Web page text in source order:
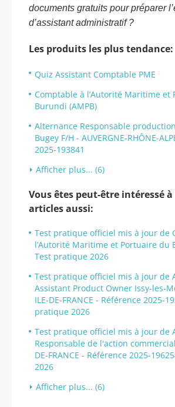
documents gratuits pour préparer
d’assistant administratif ?
Les produits les plus tendance:
Quiz Assistant Comptable PME
Comptable à l’Autorité Maritime et
Burundi (AMPB)
Alternance Responsable
Bugey F/H - AUVERGNE-RHÔNE-
2025-193841
Afficher plus... (6)
Vous êtes peut-être intéressé
articles aussi:
Test pratique officiel mis à jour de
l’Autorité Maritime et Portuaire du
Test pratique 2026
Test pratique officiel mis à jour de
Assistant Product Owner Issy-les-
ILE-DE-FRANCE - Référence 2025-
pratique 2026
Test pratique officiel mis à jour de
Responsable de l'action
DE-FRANCE - Référence 2025-
2026
Afficher plus... (6)